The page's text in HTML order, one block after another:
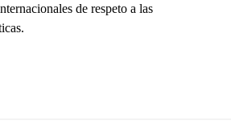
de respeto a las